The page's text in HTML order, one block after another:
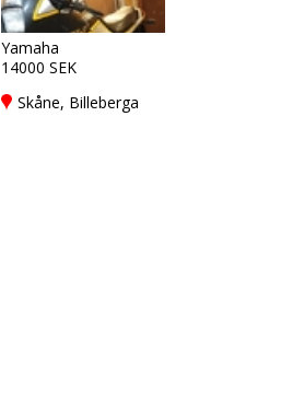
Yamaha
14000 SEK
Skåne, Billeberga